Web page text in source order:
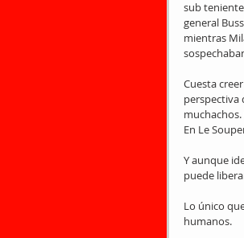
sub
general
mientras
Cuesta
perspectiva
En Le
Y aunque
puede
Lo único
humanos.